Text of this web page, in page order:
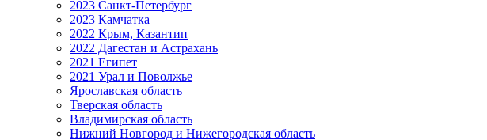
2023 Санкт-Петербург
2023 Камчатка
2022 Крым, Казантип
2022 Дагестан и Астрахань
2021 Египет
2021 Урал и Поволжье
Ярославская область
Тверская область
Владимирская область
Нижний Новгород и Нижегородская область